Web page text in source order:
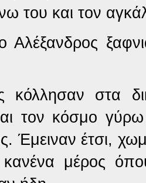
του και τον
Αλέξανδρος
κόλλησαν στα
τον κόσμο
Έμειναν έτσι,
μέρος